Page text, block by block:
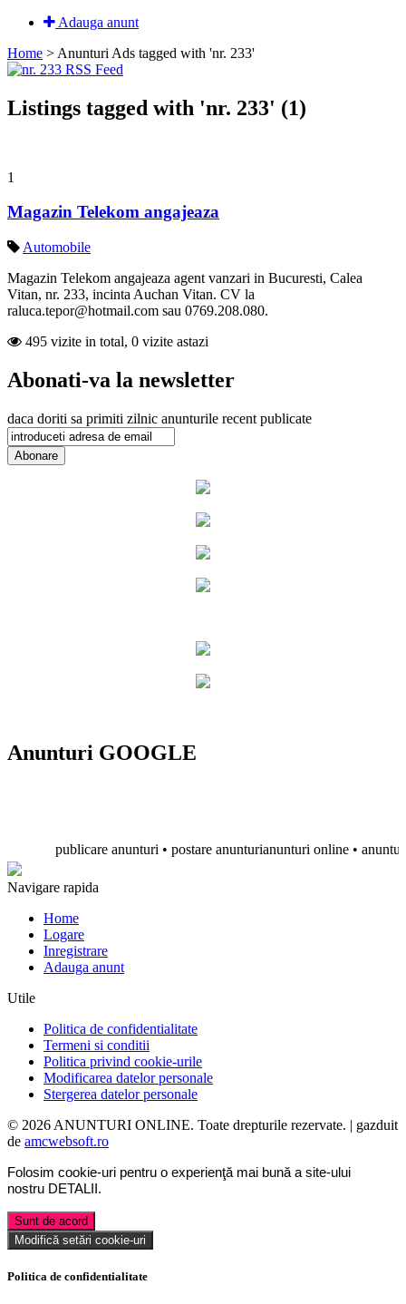
Adauga anunt
Home > Anunturi Ads tagged with 'nr. 233'
Listings tagged with 'nr. 233' (1)
1
Magazin Telekom angajeaza
Automobile
Magazin Telekom angajeaza agent vanzari in Bucuresti, Calea
Vitan, nr. 233, incinta Auchan Vitan. CV la
raluca.tepor@hotmail.com sau 0769.208.080.
495 vizite in total, 0 vizite astazi
Abonati-va la newsletter
daca doriti sa primiti zilnic anunturile recent publicate
Anunturi GOOGLE
publicare anunturi • postare anunturianunturi online •
Navigare rapida
Home
Logare
Inregistrare
Adauga anunt
Utile
Politica de confidentialitate
Termeni si conditii
Politica privind cookie-urile
Modificarea datelor personale
Stergerea datelor personale
© 2026 ANUNTURI ONLINE. Toate drepturile rezervate. | gazduit
de amcwebsoft.ro
Folosim cookie-uri pentru o experienţă mai bună a site-ului
nostru DETALII .
Sunt de acord
Modifică setări cookie-uri
Politica de confidentialitate